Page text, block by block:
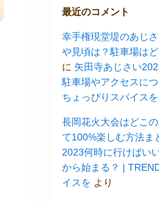
最近のコメント
幸手権現堂堤のあじ
や見頃は？駐車場は
に 矢田寺あじさい
駐車場やアクセスに
ちょっぴりスパイスを
長岡花火大会はどこ
て100%楽しむ方法ま
2023何時に行けばい
から始まる？ |
イスを より